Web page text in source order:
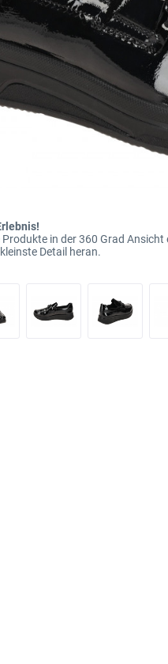
Produkte in der 360 Grad
Detail heran.